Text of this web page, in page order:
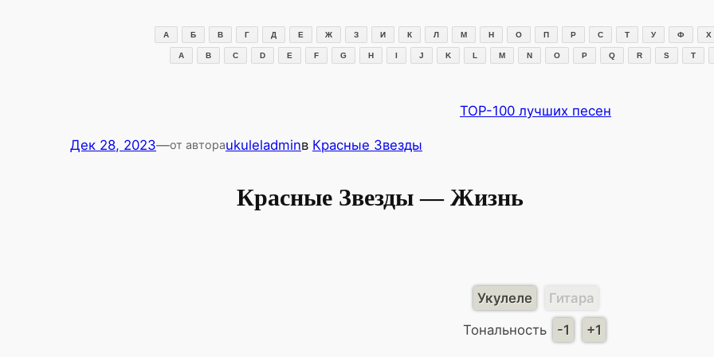
А Б В Г Д Е Ж З И К Л М Н О П Р С Т У Ф Х
A B C D E F G H I J K L M N O P Q R S T
TOP-100 лучших песен
Дек 28, 2023—от автораukuleladminв Красные Звезды
Красные Звезды — Жизнь
Укулеле
Гитара
Тональность
-1 +1